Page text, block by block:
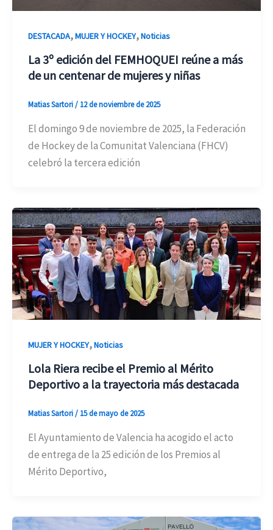
DESTACADA,MUJER Y HOCKEY,Noticias
La 3º edición del FEMHOQUEI reúne a más
de un centenar de mujeres y niñas
Matias Sartori/ 12 de noviembre de 2025
El domingo 9 de noviembre de 2025, la Federación
de Hockey de la Comunitat Valenciana (FHCV)
celebró la tercera edición
MUJER Y HOCKEY,Noticias
Lola Riera recibe el Premio al Mérito
Deportivo a la trayectoria más destacada
Matias Sartori/ 15 de mayo de 2025
El Ayuntamiento de Valencia ha acogido el acto
de entrega de la 25 edición de los Premios al
Mérito Deportivo,